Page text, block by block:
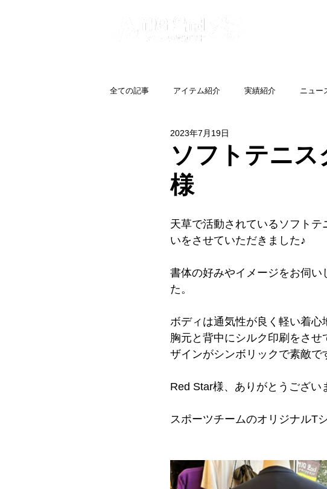
全ての記事 アイテム紹介 実績紹介 ニュー
ソフトテニ
様
2023年7月19日
天草で活動されているソフト
いをさせていただきました♪
書体の好みやイメージをお伺
た。
ボディは通気性が良く軽い着心
胸元と背中にシルク印刷をさ
ザインがシンボリックで素敵で
Red Star様、ありがとうござい
スポーツチームのオリジナルT